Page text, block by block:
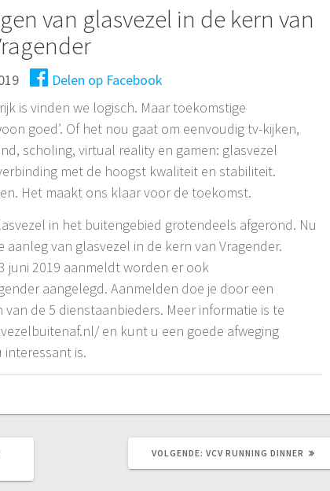
van glasvezel in de kern van
Delen op Facebook
is vinden we logisch. Maar toekomstige
goed’. Of het nou gaat om eenvoudig tv-kijken,
scholing, virtual reality en gamen: glasvezel
met de hoogst kwaliteit en stabiliteit.
Het maakt ons klaar voor de toekomst.
in het buitengebied grotendeels afgerond. Nu
van glasvezel in de kern van Vragender.
juni 2019 aanmeldt worden er ook
aangelegd. Aanmelden doe je door een
de 5 dienstaanbieders. Meer informatie is te
en kunt u een goede afweging
interessant is.
VOLGENDE: VOLGEND
VCV RUNNING DINNER